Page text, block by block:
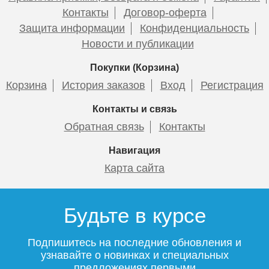
»
1 730
Подробнее
Эксперт»
Подробнее
Контакты
Договор-оферта
Защита информации
Конфиденциальность
Новости и публикации
Покупки (Корзина)
Корзина История заказов Вход Регистрация
Контакты и связь
Обратная связь Контакты
Навигация
Карта сайта
Будьте в курсе
Подпишитесь на последние обновления и
узнавайте о новинках и специальных